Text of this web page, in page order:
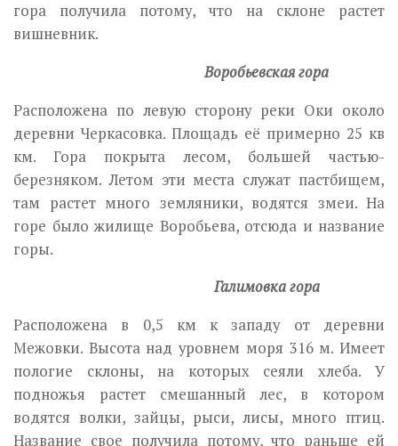
гора получила потому, что на склоне растет
вишневник.
Воробьевская гора
Расположена по левую сторону реки Оки около
деревни Черкасовка. Площадь её примерно 25 кв
км. Гора покрыта лесом, большей частью-
березняком. Летом эти места служат пастбищем,
там растет много земляники, водятся змеи. На
горе было жилище Воробьева, отсюда и название
горы.
Галимовка гора
Расположена в 0,5 км к западу от деревни
Межовки. Высота над уровнем моря 316 м. Имеет
пологие склоны, на которых сеяли хлеба. У
подножья растет смешанный лес, в котором
водятся волки, зайцы, рыси, лисы, много птиц.
Название свое получила потому, что раньше ей